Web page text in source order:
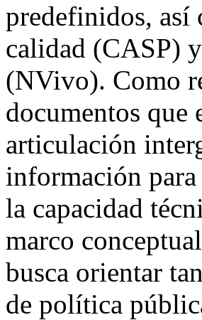
predefinidos, así
calidad (CASP)
(NVivo). Como
documentos que
articulación
información
la capacidad
marco
busca orientar
de política